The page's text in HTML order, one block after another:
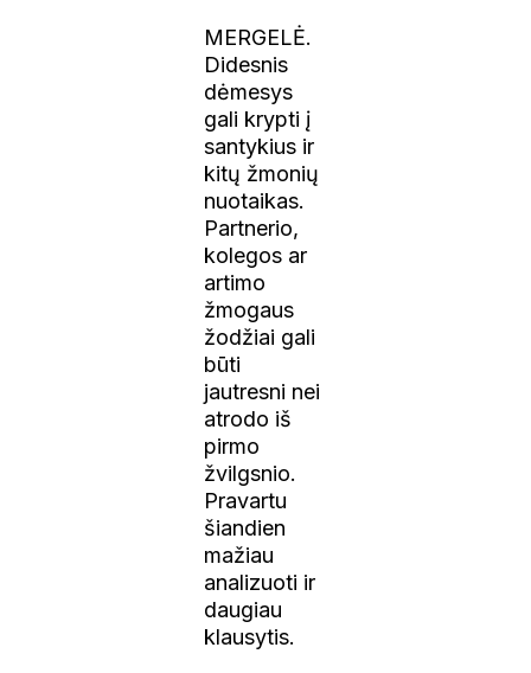
MERGELĖ.
Didesnis
dėmesys
gali krypti į
santykius ir
kitų žmonių
nuotaikas.
Partnerio,
kolegos ar
artimo
žmogaus
žodžiai gali
būti
jautresni nei
atrodo iš
pirmo
žvilgsnio.
Pravartu
šiandien
mažiau
analizuoti ir
daugiau
klausytis.